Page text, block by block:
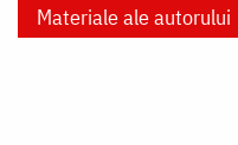
Materiale ale autorului